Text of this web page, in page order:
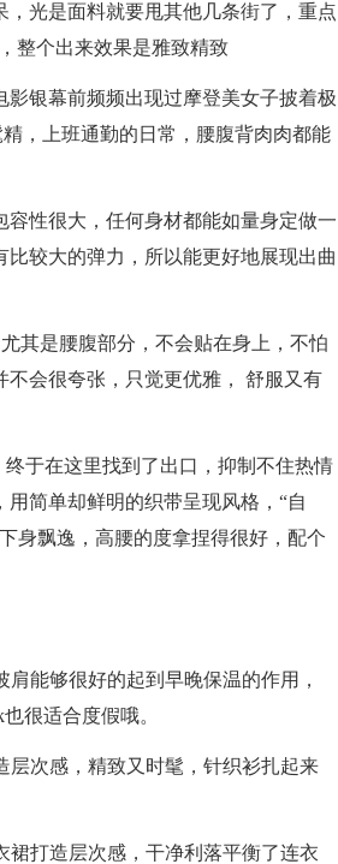
光是面料就要甩其他几条街了，重点
整个出来效果是雅致精致
银幕前频频出现过摩登美女子披着极
，上班通勤的日常，腰腹背肉肉都能
性很大，任何身材都能如量身定做一
较大的弹力，所以能更好地展现出曲
其是腰腹部分，不会贴在身上，不怕
会很夸张，只觉更优雅， 舒服又有
于在这里找到了出口，抑制不住热情
简单却鲜明的织带呈现风格，“自
身飘逸，高腰的度拿捏得很好，配个
能够很好的起到早晚保温的作用，
很适合度假哦。
层次感，精致又时髦，针织衫扎起来
裙打造层次感，干净利落平衡了连衣